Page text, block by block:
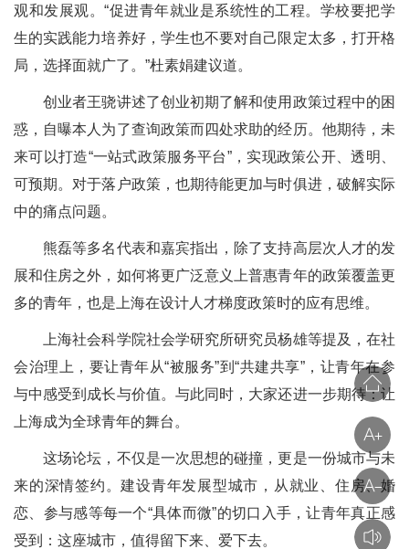
观和发展观。“促进青年就业是系统性的工程。学校要把学
生的实践能力培养好，学生也不要对自己限定太多，打开格
局，选择面就广了。”杜素娟建议道。
创业者王骁讲述了创业初期了解和使用政策过程中的困
惑，自曝本人为了查询政策而四处求助的经历。他期待，未
来可以打造“一站式政策服务平台”，实现政策公开、透明、
可预期。对于落户政策，也期待能更加与时俱进，破解实际
中的痛点问题。
熊磊等多名代表和嘉宾指出，除了支持高层次人才的发
展和住房之外，如何将更广泛意义上普惠青年的政策覆盖更
多的青年，也是上海在设计人才梯度政策时的应有思维。
上海社会科学院社会学研究所研究员杨雄等提及，在社
会治理上，要让青年从“被服务”到“共建共享”，让青年在参
与中感受到成长与价值。与此同时，大家还进一步期待：让
上海成为全球青年的舞台。
这场论坛，不仅是一次思想的碰撞，更是一份城市与未
来的深情签约。建设青年发展型城市，从就业、住房、婚
恋、参与感等每一个“具体而微”的切口入手，让青年真正感
受到：这座城市，值得留下来、爱下去。